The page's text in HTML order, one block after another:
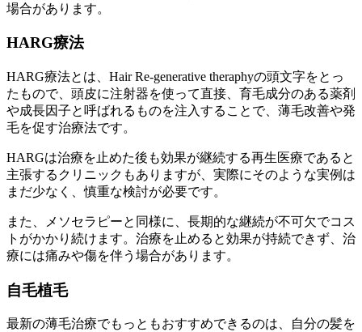
場合があります。
HARG療法
HARG療法とは、Hair Re-generative theraphyの頭文字をとっ
たもので、頭皮に注射器を使って直接、育毛成分のある薬剤
や成長因子と呼ばれるものを注入することで、薄毛改善や発
毛を促す治療法です。
HARGは治療を止めた後も効果が継続する再生医療であると
主張するクリニックもありますが、実際にそのような実例は
まだ少なく、慎重な検討が必要です。
また、メソセラピーと同様に、長期的な継続が不可欠でコス
トがかかり続けます。治療を止めると効果が持続できず、治
療には痛みや傷を伴う場合があります。
自毛植毛
最新の薄毛治療でもっともおすすめできるのは、自分の髪を